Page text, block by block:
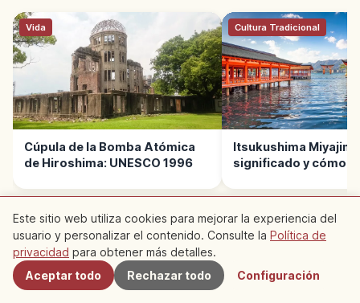
Vida
Cúpula de la Bomba Atómica
de Hiroshima: UNESCO 1996
Cultura Tradicional
Itsukushima
significado y cómo
LEER SIGUIENTE →
Viaje
Cercanos
Este sitio web utiliza cookies para mejorar la experiencia del
usuario y personalizar el contenido. Consulte la Política de
privacidad para obtener más detalles.
Aceptar todo
Rechazar todo Configuración